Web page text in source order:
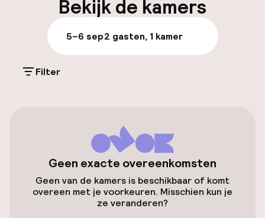
0, 7 km - Columbus Monument - 0, 8 km - Port
de Barcelona - 0, 8 km. De voor de voorkeur
genietende luchthaven voor Catalonia Avinyó is
Barcelona El Prat Airport (BCN) - 16, 1 km.
Parkeren & mobiliteit
Openbaar parkeren
Overal rolstoeltoegankelijk
Lift
Voor toegankelijkheid
geoptimaliseerde kamers beschikbaar
Bekijk de kamers
5–6 sep2 gasten, 1 kamer
Filter
Geen exacte overeenkomsten
Geen van de kamers is beschikbaar of komt
overeen met je voorkeuren. Misschien kun je
ze veranderen?